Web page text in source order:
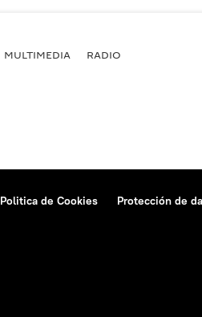
MULTIMEDIA RADIO
Politica de Cookies Protección de